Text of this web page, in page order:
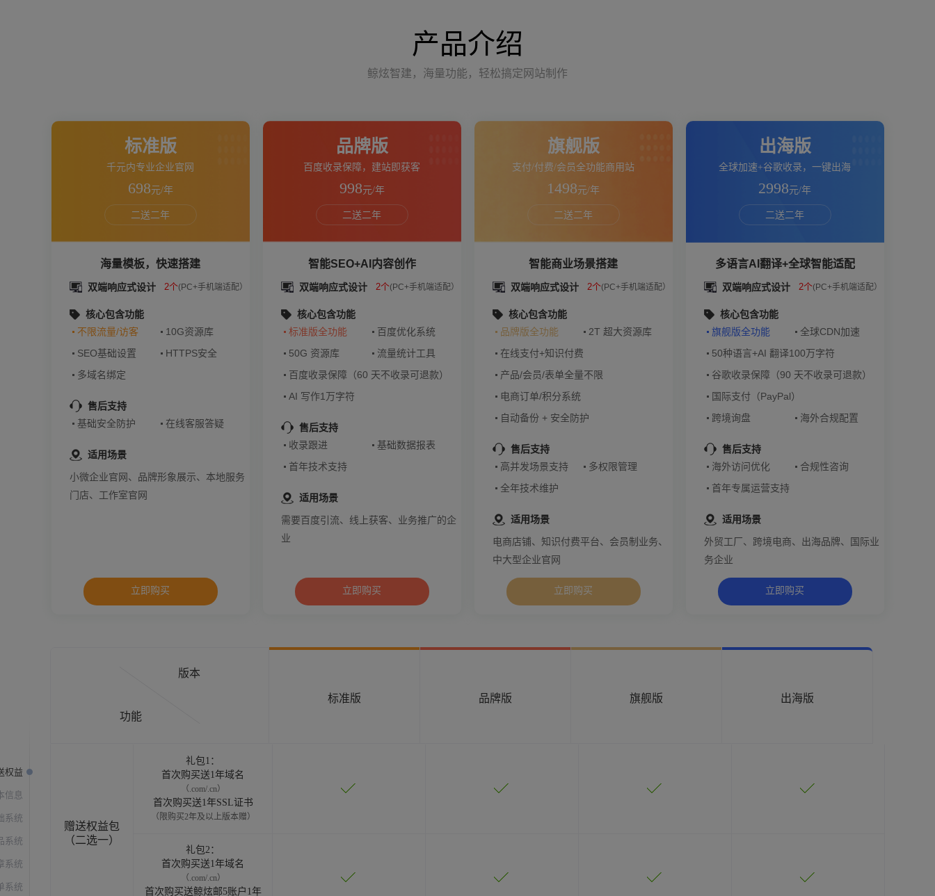
产品介绍
鲸炫智建，海量功能，轻松搞定网站制作
标准版
千元内专业企业官网
698元/年
二送二年
海量模板，快速搭建
双端响应式设计 2个(PC+手机端适配）
核心包含功能
不限流量/访客
10G资源库
SEO基础设置
HTTPS安全
多域名绑定
售后支持
基础安全防护
在线客服答疑
适用场景
小微企业官网、品牌形象展示、本地服务
门店、工作室官网
品牌版
百度收录保障，建站即获客
998元/年
二送二年
智能SEO+AI内容创作
双端响应式设计 2个(PC+手机端适配）
核心包含功能
标准版全功能
百度优化系统
50G 资源库
流量统计工具
百度收录保障（60 天不收录可退款）
AI 写作1万字符
售后支持
收录跟进
基础数据报表
首年技术支持
适用场景
需要百度引流、线上获客、业务推广的企
业
旗舰版
支付/付费/会员全功能商用站
1498元/年
二送二年
智能商业场景搭建
双端响应式设计 2个(PC+手机端适配）
核心包含功能
品牌版全功能
2T 超大资源库
在线支付+知识付费
产品/会员/表单全量不限
电商订单/积分系统
自动备份 + 安全防护
售后支持
高并发场景支持
多权限管理
全年技术维护
适用场景
电商店铺、知识付费平台、会员制业务、
中大型企业官网
出海版
全球加速+谷歌收录，一键出海
2998元/年
二送二年
多语言AI翻译+全球智能适配
双端响应式设计 2个(PC+手机端适配）
核心包含功能
旗舰版全功能
全球CDN加速
50种语言+AI 翻译100万字符
谷歌收录保障（90 天不收录可退款）
国际支付（PayPal）
跨境询盘
海外合规配置
售后支持
海外访问优化
合规性咨询
首年专属运营支持
适用场景
外贸工厂、跨境电商、出海品牌、国际业
务企业
权益
信息
系统
系统
系统
系统
版本
功能
标准版 品牌版 旗舰版 出海版
赠送权益包
（二选一）
礼包1：
首次购买送1年域名
（.com/.cn）
首次购买送1年SSL证书
（限购买2年及以上版本赠）
礼包2：
首次购买送1年域名
（.com/.cn）
首次购买送鲸炫邮5账户1年